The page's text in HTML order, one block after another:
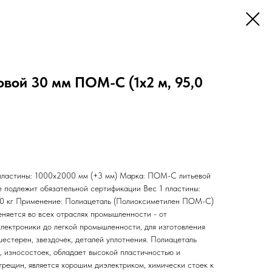
30 мм ПОМ-С (1х2 м, 95,0
1000х2000 мм (+3 мм) Марка: ПОМ-С литьевой
обязательной сертификации Вес 1 пластины:
кг Применение: Полиацеталь (Полиоксиметилен ПОМ-С)
во всех отраслях промышленности - от
до легкой промышленности, для изготовления
звездочек, деталей уплотнения. Полиацеталь
обладает высокой пластичностью и
является хорошим диэлектриком, химически стоек к